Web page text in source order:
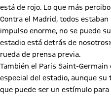
está de rojo. Lo que más
Contra el Madrid, todos
impulso enorme, no se puede
estadio está detrás de
rueda de prensa previa.
También el Paris Saint-
especial del estadio, aunque su
que puede ser un estímulo